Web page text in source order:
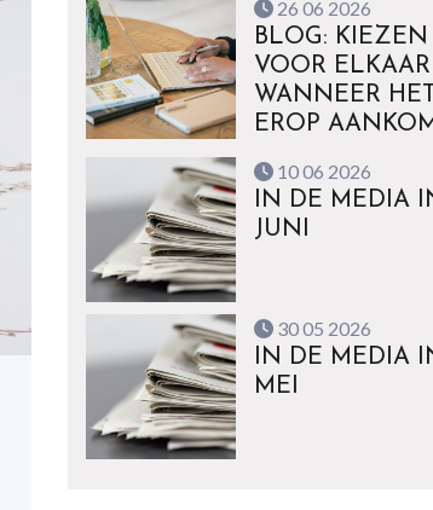
26 06 2026
BLOG: KIEZEN
VOOR ELKAAR
WANNEER HET
EROP
10 06 2026
IN DE MEDIA
JUNI
30 05 2026
IN DE MEDIA
MEI